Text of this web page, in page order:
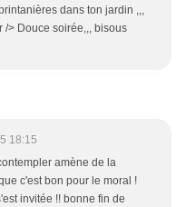
dans ton jardin ,,,
/> Douce soirée,,, bisous
18:15
amène de la
c'est bon pour le moral !
invitée !! bonne fin de